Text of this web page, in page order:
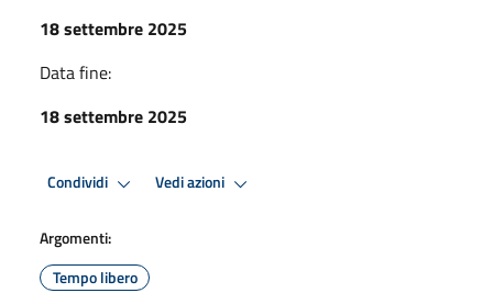
18 settembre 2025
Data fine:
18 settembre 2025
Condividi Vedi azioni
Argomenti:
Tempo libero